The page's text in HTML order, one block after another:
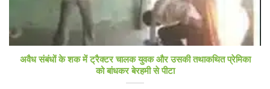
अवैध संबंधों के शक में ट्रैक्टर चालक युवक और उसकी तथाकथित प्रेमिका
को बांधकर बेरहमी से पीटा